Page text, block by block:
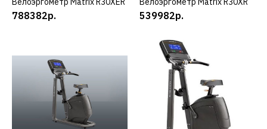
ДОБАВИТЬ К СРАВНЕНИЮ
ДОБАВИТЬ В ПОЖЕЛАНИЯ
Велоэргометр Matrix
539982р.
788382р. 539982р.